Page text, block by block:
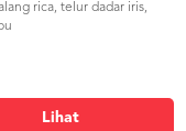
rica, telur dadar iris,
Lihat